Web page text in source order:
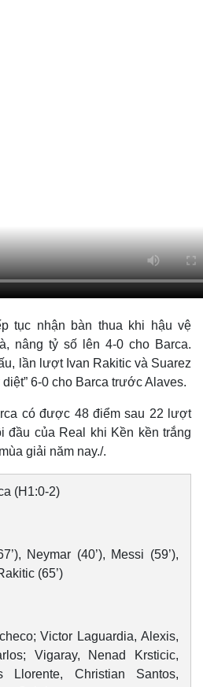
tục nhận bàn thua khi hậu vệ
nâng tỷ số lên 4-0 cho Barca.
lần lượt Ivan Rakitic và Suarez
6-0 cho Barca trước Alaves.
có được 48 điểm sau 22 lượt
đầu của Real khi Kền kền trắng
giải năm nay./.
(H1:0-2)
Neymar (40’), Messi (59’),
(65’)
Victor Laguardia, Alexis,
Vigaray, Nenad Krsticic,
Llorente, Christian Santos,